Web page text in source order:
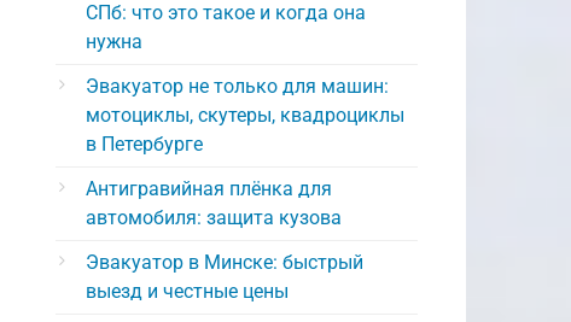
СПб: что это такое и когда она
нужна
Эвакуатор не только для машин:
мотоциклы, скутеры, квадроциклы
в Петербурге
Антигравийная плёнка для
автомобиля: защита кузова
Эвакуатор в Минске: быстрый
выезд и честные цены